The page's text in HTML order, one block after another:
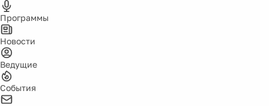
Программы
Новости
Ведущие
События